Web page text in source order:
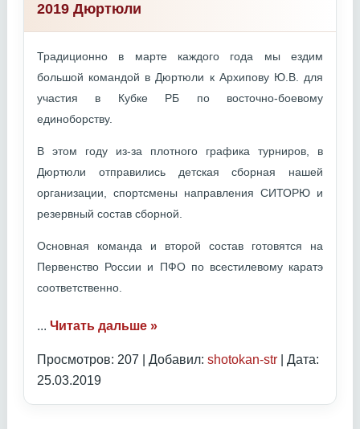
2019 Дюртюли
Традиционно в марте каждого года мы ездим
большой командой в Дюртюли к Архипову Ю.В. для
участия в Кубке РБ по восточно-боевому
единоборству.
В этом году из-за плотного графика турниров, в
Дюртюли отправились детская сборная нашей
организации, спортсмены направления СИТОРЮ и
резервный состав сборной.
Основная команда и второй состав готовятся на
Первенство России и ПФО по всестилевому каратэ
соответственно.
... Читать дальше »
Просмотров: 207 | Добавил: shotokan-str | Дата:
25.03.2019